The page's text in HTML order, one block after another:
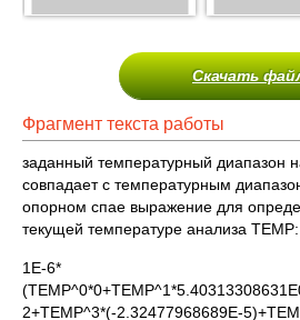
Скачать
Фрагмент текста работы
заданный температурный диапазон
совпадает с температурным
опорном спае выражение для
текущей температуре анализа TEMP:
1E-6*
2+TEMP^3*(-2.32477968689E-